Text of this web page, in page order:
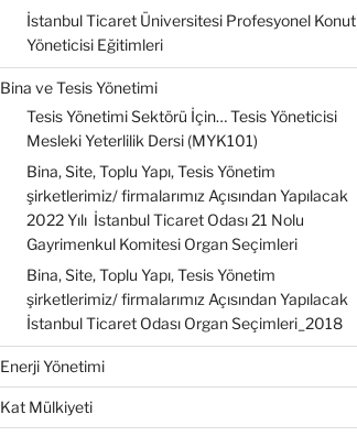
İstanbul Ticaret Üniversitesi Profesyonel Konut
Yöneticisi Eğitimleri
Bina ve Tesis Yönetimi
Tesis Yönetimi Sektörü İçin… Tesis Yöneticisi
Mesleki Yeterlilik Dersi (MYK101)
Bina, Site, Toplu Yapı, Tesis Yönetim
şirketlerimiz/ firmalarımız Açısından Yapılacak
2022 Yılı İstanbul Ticaret Odası 21 Nolu
Gayrimenkul Komitesi Organ Seçimleri
Bina, Site, Toplu Yapı, Tesis Yönetim
şirketlerimiz/ firmalarımız Açısından Yapılacak
İstanbul Ticaret Odası Organ Seçimleri_2018
Enerji Yönetimi
Kat Mülkiyeti